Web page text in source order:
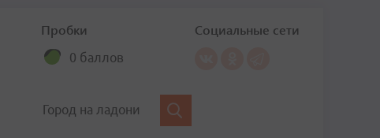
Пробки
0 баллов
Социальные сети
Город на ладони